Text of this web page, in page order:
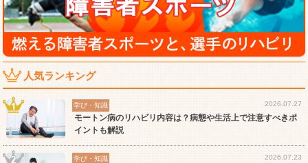
人気ランキング
学び・知識 2026.07.27
モートン病のリハビリ内容は？病態や生活上で注意すべきポ
イントも解説
学び・知識 2026.07.23